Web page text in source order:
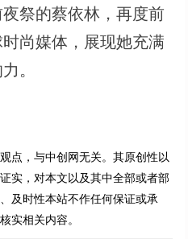
祭的蔡依林，再度前
尚媒体，展现她充满
。
点，与中创网无关。其原创性以
实，对本文以及其中全部或者部
及时性本站不作任何保证或承
实相关内容。